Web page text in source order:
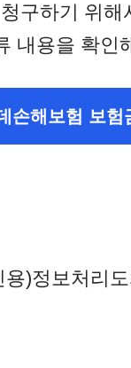
구하기 위
내용을 확인
손해보험 보
)정보처리